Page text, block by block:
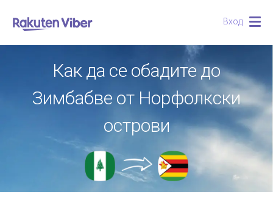
Вход
Как да се обадите до
Зимбабве от Норфолкски
острови